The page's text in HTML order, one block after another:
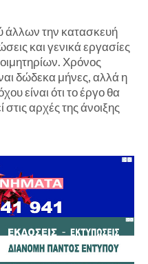
άλλων την κατασκευή
και γενικά εργασίες
Χρόνος
δώδεκα μήνες, αλλά η
είναι ότι το έργο θα
αρχές της άνοιξης